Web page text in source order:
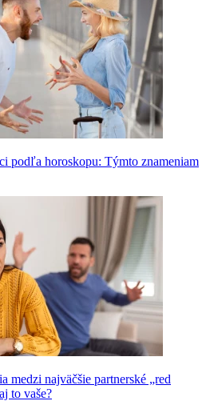
podľa horoskopu: Týmto znameniam
medzi najväčšie partnerské „red
to vaše?